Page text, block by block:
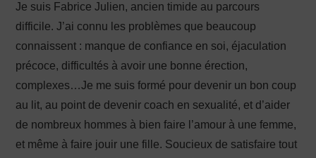
Je suis Fabrice Julien, ancien timide au parcours
difficile. J’ai connu les problèmes que beaucoup
connaissent : manque de confiance en soi, éjaculation
précoce, difficultés à avoir une bonne érection,
complexes…Je me suis formé pour devenir un bon coup
au lit, au point de devenir coach en sexualité, et d’aider
de nombreux hommes à bien faire l’amour à une femme,
et même à faire jouir une fille. Soucieux de satisfaire tout